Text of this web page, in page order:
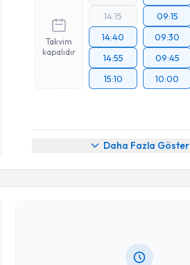
Takvim
kapalıdır
14:15
14:40
14:55
15:10
09:15
09:30
09:45
10:00
Daha Fazla Göster
Randevu Takvimi Talebi
Op. Dr. Özgür Gülten